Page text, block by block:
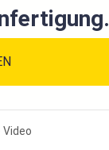
Video